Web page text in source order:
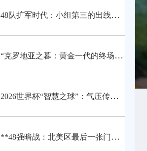
48队扩军时代：小组第三的出线阈值与突围逻辑
“克罗地亚之暮：黄金一代的终场哨音”
2026世界杯“智慧之球”：气压传感如何实时校准远射飞行轨迹
**48强暗战：北美区最后一张门票的隐秘角力**